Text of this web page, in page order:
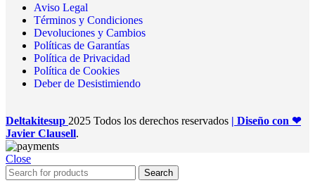
Aviso Legal
Términos y Condiciones
Devoluciones y Cambios
Políticas de Garantías
Política de Privacidad
Política de Cookies
Deber de Desistimiendo
Deltakitesup 2025 Todos los derechos reservados | Diseño con ❤
Javier Clausell.
Close
Search